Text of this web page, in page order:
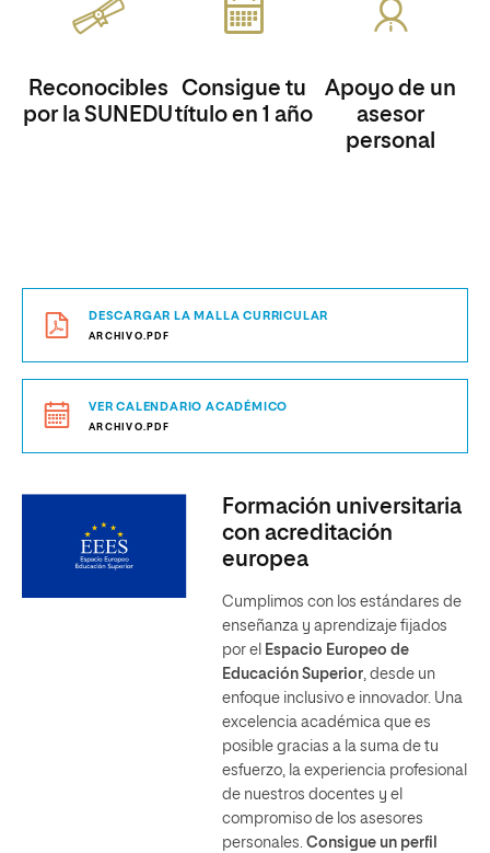
Reconocibles
por la SUNEDU
Consigue tu
título en 1 año
Apoyo de un
asesor
personal
DESCARGAR LA MALLA CURRICULAR
ARCHIVO.PDF
VER CALENDARIO ACADÉMICO
ARCHIVO.PDF
Formación universitaria
con acreditación
europea
Cumplimos con los estándares de
enseñanza y aprendizaje fijados
por el Espacio Europeo de
Educación Superior, desde un
enfoque inclusivo e innovador. Una
excelencia académica que es
posible gracias a la suma de tu
esfuerzo, la experiencia profesional
de nuestros docentes y el
compromiso de los asesores
personales.Consigue un perfil